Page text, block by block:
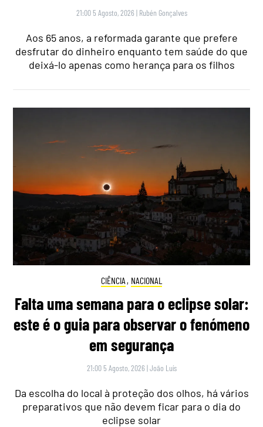
21:00 5 Agosto, 2026 | Rubén Gonçalves
Aos 65 anos, a reformada garante que prefere
desfrutar do dinheiro enquanto tem saúde do que
deixá-lo apenas como herança para os filhos
CIÊNCIA , NACIONAL
Falta uma semana para o eclipse solar:
este é o guia para observar o fenómeno
em segurança
21:00 5 Agosto, 2026 |João Luís
Da escolha do local à proteção dos olhos, há vários
preparativos que não devem ficar para o dia do
eclipse solar